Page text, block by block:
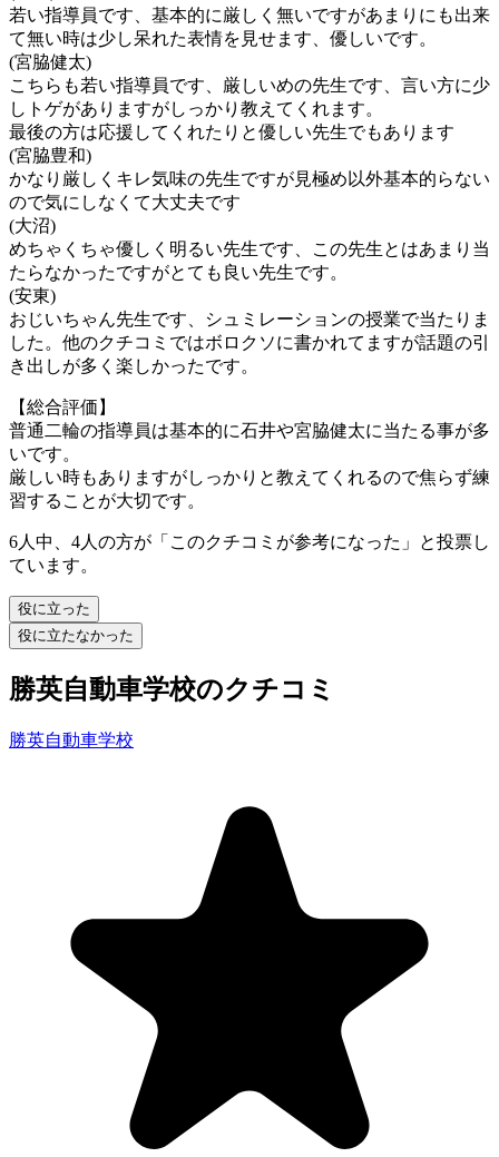
若い指導員です、基本的に厳しく無いですがあまりにも出来
て無い時は少し呆れた表情を見せます、優しいです。
(宮脇健太)
こちらも若い指導員です、厳しいめの先生です、言い方に少
しトゲがありますがしっかり教えてくれます。
最後の方は応援してくれたりと優しい先生でもあります
(宮脇豊和)
かなり厳しくキレ気味の先生ですが見極め以外基本的らない
ので気にしなくて大丈夫です
(大沼)
めちゃくちゃ優しく明るい先生です、この先生とはあまり当
たらなかったですがとても良い先生です。
(安東)
おじいちゃん先生です、シュミレーションの授業で当たりま
した。他のクチコミではボロクソに書かれてますが話題の引
き出しが多く楽しかったです。
【総合評価】
普通二輪の指導員は基本的に石井や宮脇健太に当たる事が多
いです。
厳しい時もありますがしっかりと教えてくれるので焦らず練
習することが大切です。
6人中、4人の方が「このクチコミが参考になった」と投票し
ています。
役に立った
役に立たなかった
勝英自動車学校のクチコミ
勝英自動車学校